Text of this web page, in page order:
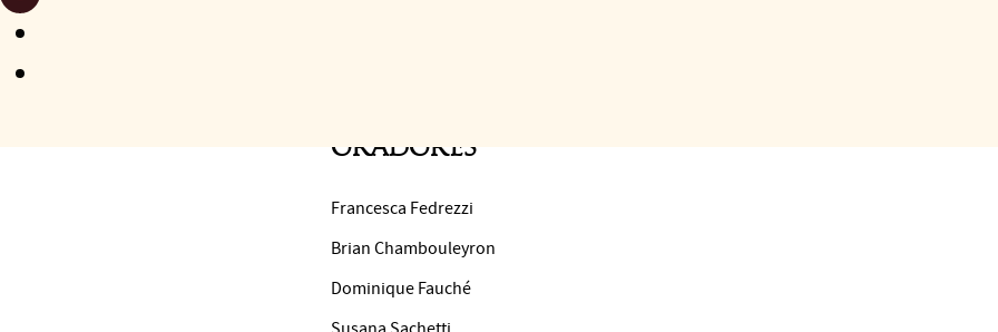
Oradores
Francesca Fedrezzi
Brian Chambouleyron
Dominique Fauché